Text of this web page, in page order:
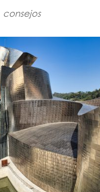
consejos